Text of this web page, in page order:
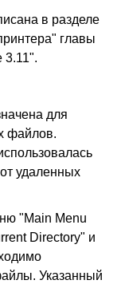
в разделе
главы
3.11".
для
файлов.
удаленных
"Main Menu
Directory" и
Указанный